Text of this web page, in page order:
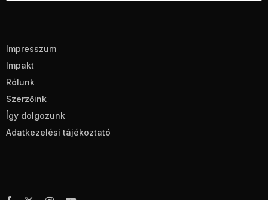
Impresszum
Impakt
Rólunk
Szerzőink
Így dolgozunk
Adatkezelési tájékoztató